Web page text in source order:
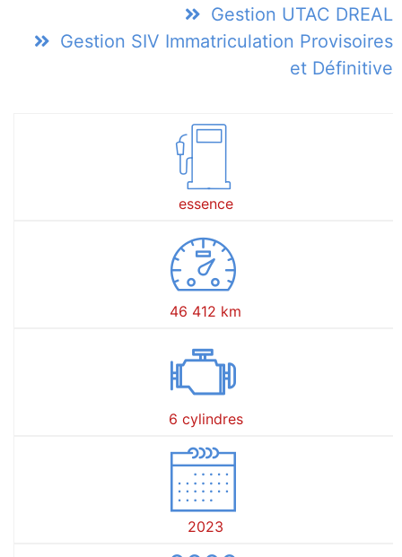
Gestion UTAC DREAL
Gestion SIV Immatriculation Provisoires
et Définitive
essence
46 412 km
6 cylindres
2023